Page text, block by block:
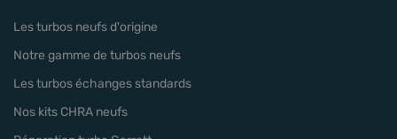
Les turbos neufs d'origine
Notre gamme de turbos neufs
Les turbos échanges standards
Nos kits CHRA neufs